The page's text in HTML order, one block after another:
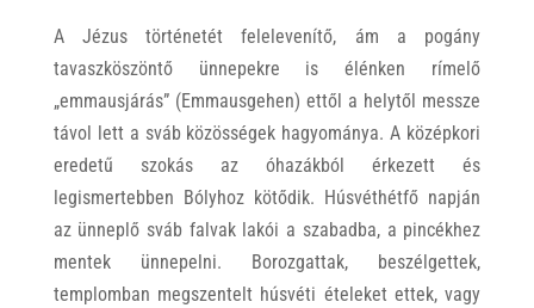
A Jézus történetét felelevenítő, ám a pogány
tavaszköszöntő ünnepekre is élénken rímelő
„emmausjárás” (Emmausgehen) ettől a helytől messze
távol lett a sváb közösségek hagyománya. A középkori
eredetű szokás az óhazákból érkezett és
legismertebben Bólyhoz kötődik. Húsvéthétfő napján
az ünneplő sváb falvak lakói a szabadba, a pincékhez
mentek ünnepelni. Borozgattak, beszélgettek,
templomban megszentelt húsvéti ételeket ettek, vagy